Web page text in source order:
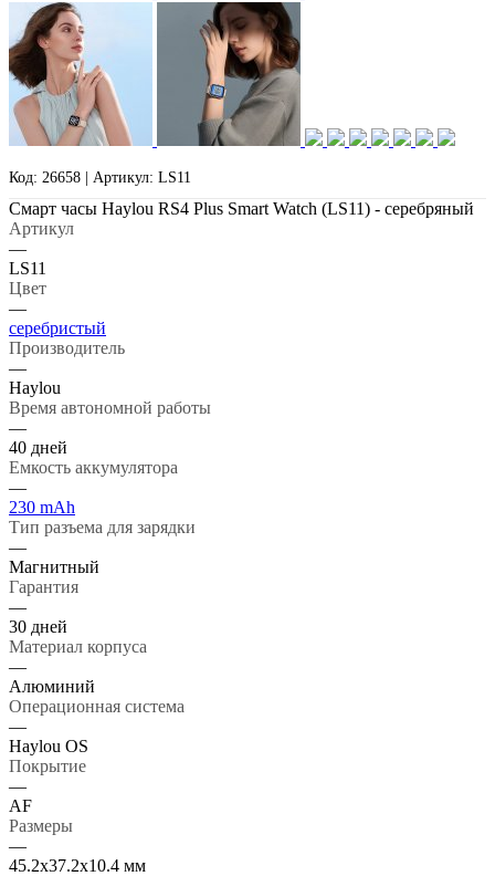
Код: 26658 | Артикул: LS11
Смарт часы Haylou RS4 Plus Smart Watch (LS11) - серебряный
Артикул
—
LS11
Цвет
—
серебристый
Производитель
—
Haylou
Время автономной работы
—
40 дней
Емкость аккумулятора
—
230 mAh
Тип разъема для зарядки
—
Магнитный
Гарантия
—
30 дней
Материал корпуса
—
Алюминий
Операционная система
—
Haylou OS
Покрытие
—
AF
Размеры
—
45.2х37.2х10.4 мм